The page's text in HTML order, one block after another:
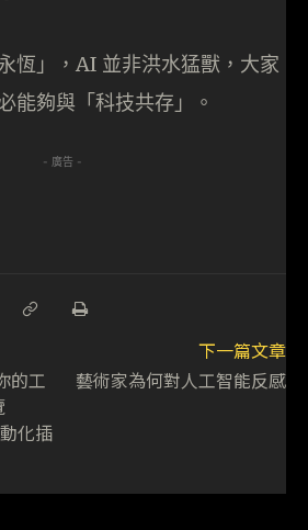
恆」，AI 並非洪水猛獸，大家
能夠與「科技共存」。
- 廣告 -
的工
化插
下一篇文章
藝術家為何對人工智能反感